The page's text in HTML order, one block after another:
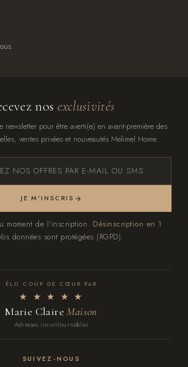
nos exclusivités
newsletter pour être averti(e) en avant-première des
ventes privées et nouveautés Melimel Home.
NOS OFFRES PAR E-MAIL OU SMS
JE M'INSCRIS
moment de l'inscription. Désinscription en 1
données sont protégées (RGPD).
ÉLU COUP DE CŒUR PAR
★ ★ ★ ★ ★
Marie ClaireMaison
Adresses incontournables
SUIVEZ-NOUS